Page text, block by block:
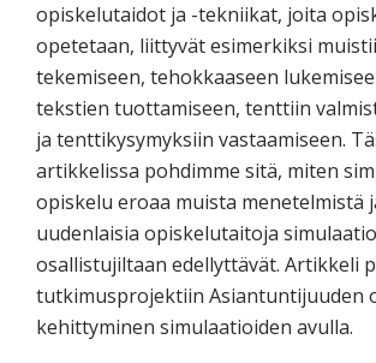
opiskelutaidot ja -tekniikat, joita
opetetaan, liittyvät esimerkiksi
tekemiseen, tehokkaaseen
tekstien tuottamiseen, tenttiin
ja tenttikysymyksiin vastaamiseen.
artikkelissa pohdimme sitä, miten
opiskelu eroaa muista menetelmistä
uudenlaisia opiskelutaitoja
osallistujiltaan edellyttävät. Artikkeli
tutkimusprojektiin Asiantuntijuuden
kehittyminen simulaatioiden avulla.